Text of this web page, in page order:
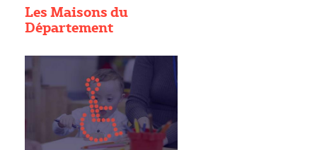
Les Maisons du
Département